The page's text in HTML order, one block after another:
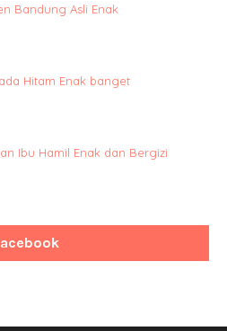
Bandung Asli Enak
Hitam Enak banget
Ibu Hamil Enak dan Bergizi